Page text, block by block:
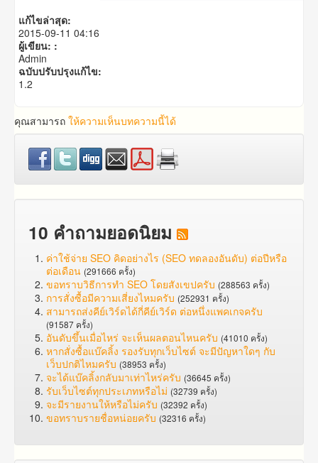
แก้ไขล่าสุด:
2015-09-11 04:16
ผู้เขียน: :
Admin
ฉบับปรับปรุงแก้ไข:
1.2
คุณสามารถ ให้ความเห็นบทความนี้ได้
10 คำถามยอดนิยม
ค่าใช้จ่าย SEO คิดอย่างไร (SEO ทดลองอันดับ) ต่อปีหรือ
ต่อเดือน (291666 ครั้ง)
ขอทราบวิธีการทำ SEO โดยสังเขปครับ (288563 ครั้ง)
การสั่งซื้อมีความเสี่ยงไหมครับ (252931 ครั้ง)
สามารถส่งคีย์เวิร์ดได้กี่คีย์เวิร์ด ต่อหนึ่งแพคเกจครับ
(91587 ครั้ง)
อันดับขึ้นเมื่อไหร่ จะเห็นผลตอนไหนครับ (41010 ครั้ง)
หากสั่งซื้อแบ๊คลิ้ง รองรับทุกเว็บไซต์ จะมีปัญหาใดๆ กับ
เว็บปกติไหมครับ (38953 ครั้ง)
จะได้แบ๊คลิ้งกลับมาเท่าไหร่ครับ (36645 ครั้ง)
รับเว็บไซต์ทุกประเภทหรือไม่ (32739 ครั้ง)
จะมีรายงานให้หรือไม่ครับ (32392 ครั้ง)
ขอทราบรายชื่อหน่อยครับ (32316 ครั้ง)